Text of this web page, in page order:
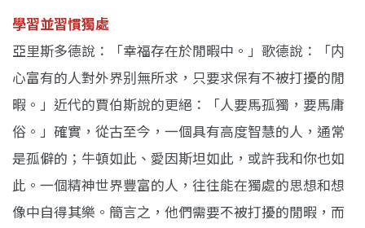
學習並習慣獨處
亞里斯多德說：「幸福存在於閒暇中。」歌德說：「内
心富有的人對外界别無所求，只要求保有不被打擾的閒
暇。」近代的賈伯斯說的更絕：「人要馬孤獨，要馬庸
俗。」確實，從古至今，一個具有高度智慧的人，通常
是孤僻的；牛頓如此、愛因斯坦如此，或許我和你也如
此。一個精神世界豐富的人，往往能在獨處的思想和想
像中自得其樂。簡言之，他們需要不被打擾的閒暇，而